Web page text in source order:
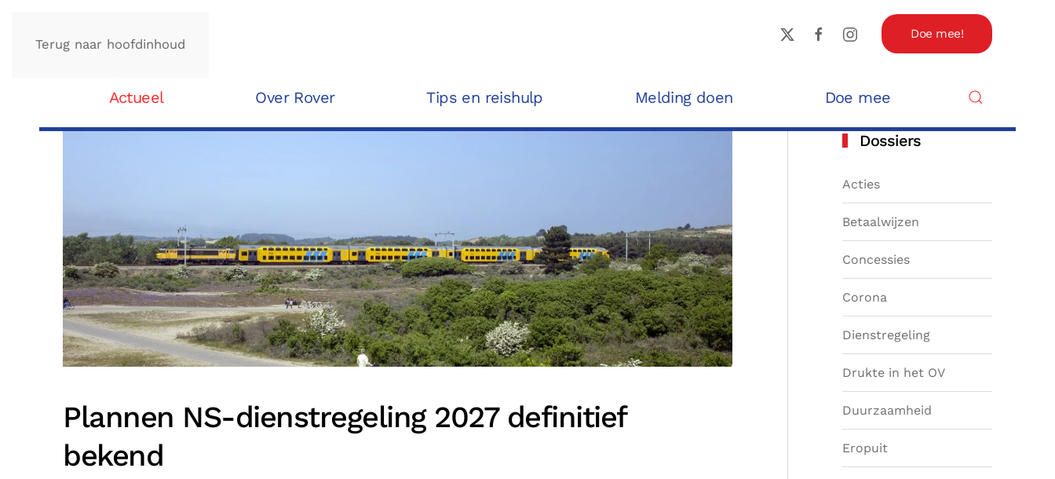
Terug naar hoofdinhoud
Doe mee!
Actueel Over Rover Tips en reishulp Melding doen Doe mee
Plannen NS-dienstregeling 2027 definitief
bekend
Dossiers
Acties
Betaalwijzen
Concessies
Corona
Dienstregeling
Drukte in het OV
Duurzaamheid
Eropuit